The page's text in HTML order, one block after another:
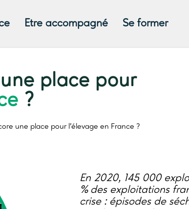
Etre accompagné Se former
place pour
?
une place pour l’élevage en France ?
En 2020, 145 000
% des exploitations
crise : épisodes de